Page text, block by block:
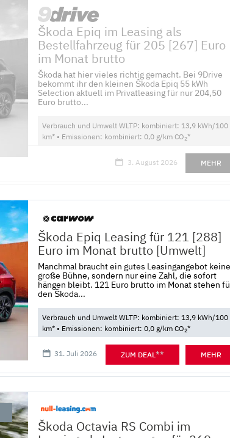
Škoda Epiq im Leasing als
Bestellfahrzeug für 205 [267] Euro
im Monat brutto
Škoda hat hier vieles richtig gemacht. Bei 9Drive
bekommt ihr den kleinen Škoda Epiq 55 kWh
Selection aktuell im Privatleasing für nur 204,50
Euro brutto...
Verbrauch und Umwelt WLTP: kombiniert: 13,9 kWh/100
km* • Emissionen: kombiniert: 0,0 g/km CO2*
3. August 2026 MEHR
Škoda Epiq Leasing für 121 [288]
Euro im Monat brutto [Umwelt]
Manchmal braucht ein gutes Leasingangebot keine
große Bühne, sondern nur eine Zahl, die sofort
hängen bleibt. 121 Euro brutto im Monat stehen
den Škoda...
Verbrauch und Umwelt WLTP: kombiniert: 13,9 kWh/100
km* • Emissionen: kombiniert: 0,0 g/km CO2*
31. Juli 2026 ZUM DEAL** MEHR
Škoda Octavia RS Combi im